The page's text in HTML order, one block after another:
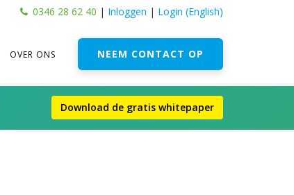
0346 28 62 40 | Inloggen | Login (English)
OVER ONS NEEM CONTACT OP
Download de gratis whitepaper